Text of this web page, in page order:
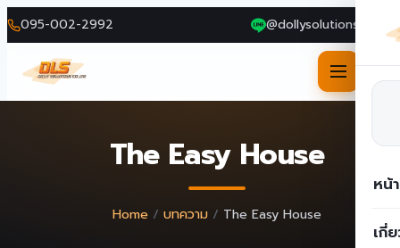
095-002-2992 @dollysolutions
หน้
เกี่
The Easy House
Home / บทความ / The Easy House